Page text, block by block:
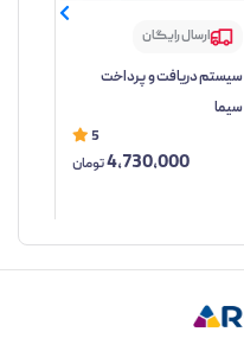
ارسال رایگان
سیستم دریافت و پرداخت
سیما
5
4,730,000تومان